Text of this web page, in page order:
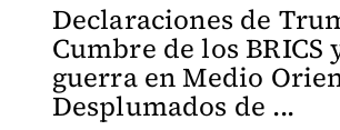
Declaraciones de
Cumbre de los BRICS
guerra en Medio
Desplumados de ...